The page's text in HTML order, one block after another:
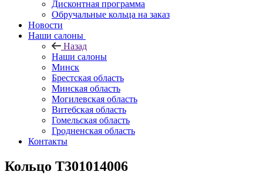
Дисконтная программа
Обручальные кольца на заказ
Новости
Наши салоны
Назад
Наши салоны
Минск
Брестская область
Минская область
Могилевская область
Витебская область
Гомельская область
Гродненская область
Контакты
Кольцо Т301014006